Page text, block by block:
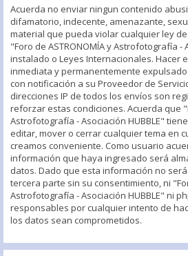
Acuerda no enviar ningun contenido
difamatorio, indecente, amenazante,
material que pueda violar cualquier ley
"Foro de ASTRONOMÍA y Astrofotografía -
instalado o Leyes Internacionales. Hacer
inmediata y permanentemente expulsado
con notificación a su Proveedor de
direcciones IP de todos los envíos son
reforzar estas condiciones. Acuerda que
Astrofotografía - Asociación HUBBLE"
editar, mover o cerrar cualquier tema en
creamos conveniente. Como usuario
información que haya ingresado será
datos. Dado que esta información no
tercera parte sin su consentimiento, ni
Astrofotografía - Asociación HUBBLE" ni
responsables por cualquier intento de
los datos sean comprometidos.